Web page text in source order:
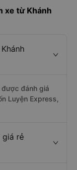
xe từ Khánh
được đánh giá
Luyện Express,
giá rẻ